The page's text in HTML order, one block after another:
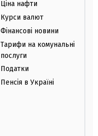
Ціна нафти
Курси валют
Фінансові новини
Тарифи на комунальні
послуги
Податки
Пенсія в Україні